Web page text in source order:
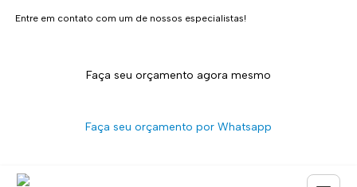
Entre em contato com um de nossos especialistas!
Faça seu orçamento agora mesmo
Faça seu orçamento por Whatsapp